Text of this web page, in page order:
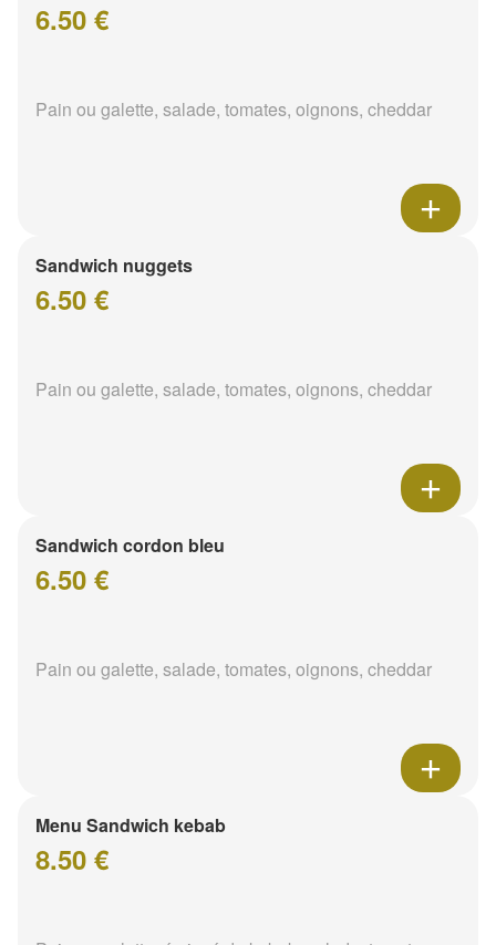
6.50 €
Pain ou galette, salade, tomates, oignons, cheddar
Sandwich nuggets
6.50 €
Pain ou galette, salade, tomates, oignons, cheddar
Sandwich cordon bleu
6.50 €
Pain ou galette, salade, tomates, oignons, cheddar
Menu Sandwich kebab
8.50 €